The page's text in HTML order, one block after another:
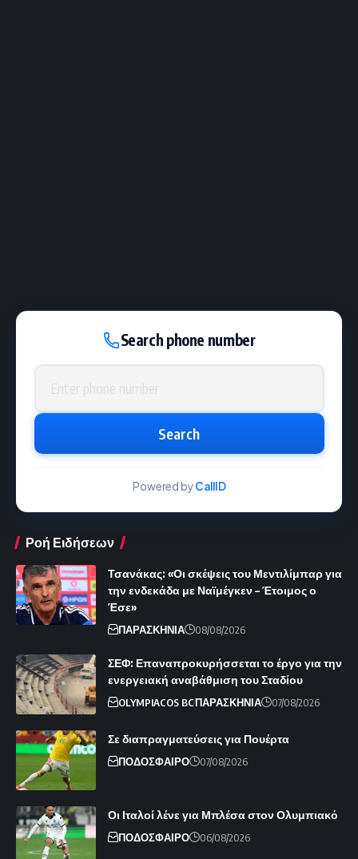
Search phone number
Phone number
Search
Powered byCallID
Ροή Ειδήσεων
Τσανάκας: «Οι σκέψεις του Μεντιλίμπαρ για
την ενδεκάδα με Ναϊμέγκεν – Έτοιμος ο
Έσε»
ΠΑΡΑΣΚΗΝΙΑ 08/08/2026
ΣΕΦ: Επαναπροκυρήσσεται το έργο για την
ενεργειακή αναβάθμιση του Σταδίου
OLYMPIACOS BCΠΑΡΑΣΚΗΝΙΑ 07/08/2026
Σε διαπραγματεύσεις για Πουέρτα
ΠΟΔΟΣΦΑΙΡΟ 07/08/2026
Οι Ιταλοί λένε για Μπλέσα στον Ολυμπιακό
ΠΟΔΟΣΦΑΙΡΟ 06/08/2026